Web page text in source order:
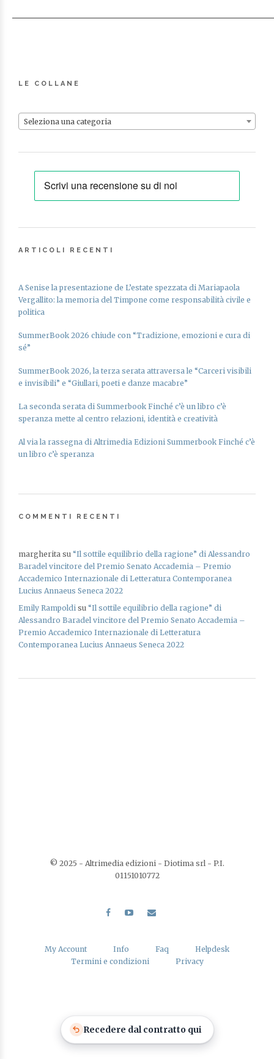
LE COLLANE
Seleziona una categoria
ARTICOLI RECENTI
A Senise la presentazione de L’estate spezzata di Mariapaola
Vergallito: la memoria del Timpone come responsabilità civile e
politica
SummerBook 2026 chiude con “Tradizione, emozioni e cura di
sé”
SummerBook 2026, la terza serata attraversa le “Carceri visibili
e invisibili” e “Giullari, poeti e danze macabre”
La seconda serata di Summerbook Finché c’è un libro c’è
speranza mette al centro relazioni, identità e creatività
Al via la rassegna di Altrimedia Edizioni Summerbook Finché c’è
un libro c’è speranza
COMMENTI RECENTI
margherita su “Il sottile equilibrio della ragione” di Alessandro
Baradel vincitore del Premio Senato Accademia – Premio
Accademico Internazionale di Letteratura Contemporanea
Lucius Annaeus Seneca 2022
Emily Rampoldi su “Il sottile equilibrio della ragione” di
Alessandro Baradel vincitore del Premio Senato Accademia –
Premio Accademico Internazionale di Letteratura
Contemporanea Lucius Annaeus Seneca 2022
© 2025 - Altrimedia edizioni - Diotima srl - P.I.
01151010772
My Account Info Faq
Helpdesk
Termini e condizioni
Privacy
Recedere dal contratto qui